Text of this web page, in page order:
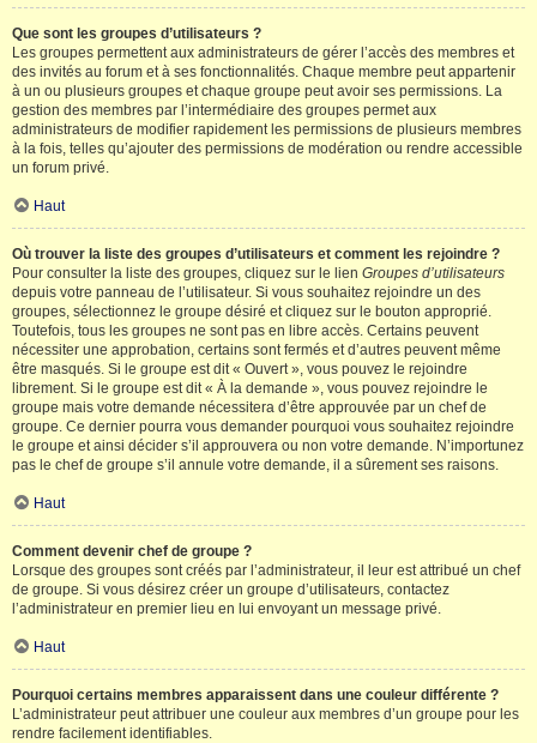
Que sont les groupes d’utilisateurs ?
Les groupes permettent aux administrateurs de gérer l’accès des membres et
des invités au forum et à ses fonctionnalités. Chaque membre peut appartenir
à un ou plusieurs groupes et chaque groupe peut avoir ses permissions. La
gestion des membres par l’intermédiaire des groupes permet aux
administrateurs de modifier rapidement les permissions de plusieurs membres
à la fois, telles qu’ajouter des permissions de modération ou rendre accessible
un forum privé.
Haut
Où trouver la liste des groupes d’utilisateurs et comment les rejoindre ?
Pour consulter la liste des groupes, cliquez sur le lien Groupes d’utilisateurs
depuis votre panneau de l’utilisateur. Si vous souhaitez rejoindre un des
groupes, sélectionnez le groupe désiré et cliquez sur le bouton approprié.
Toutefois, tous les groupes ne sont pas en libre accès. Certains peuvent
nécessiter une approbation, certains sont fermés et d’autres peuvent même
être masqués. Si le groupe est dit « Ouvert », vous pouvez le rejoindre
librement. Si le groupe est dit « À la demande », vous pouvez rejoindre le
groupe mais votre demande nécessitera d’être approuvée par un chef de
groupe. Ce dernier pourra vous demander pourquoi vous souhaitez rejoindre
le groupe et ainsi décider s’il approuvera ou non votre demande. N’importunez
pas le chef de groupe s’il annule votre demande, il a sûrement ses raisons.
Haut
Comment devenir chef de groupe ?
Lorsque des groupes sont créés par l’administrateur, il leur est attribué un chef
de groupe. Si vous désirez créer un groupe d’utilisateurs, contactez
l’administrateur en premier lieu en lui envoyant un message privé.
Haut
Pourquoi certains membres apparaissent dans une couleur différente ?
L’administrateur peut attribuer une couleur aux membres d’un groupe pour les
rendre facilement identifiables.